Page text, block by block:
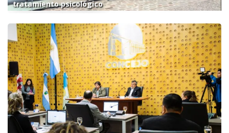
tratamiento psicológico